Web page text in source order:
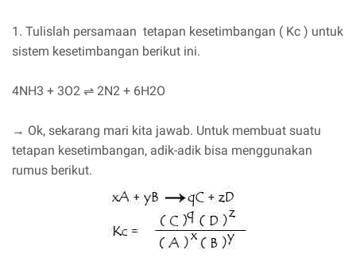
1. Tulislah persamaan tetapan kesetimbangan ( Kc ) untuk
sistem kesetimbangan berikut ini.
4NH3 + 3O2 ⇌ 2N2 + 6H2O
→ Ok, sekarang mari kita jawab. Untuk membuat suatu
tetapan kesetimbangan, adik-adik bisa menggunakan
rumus berikut.